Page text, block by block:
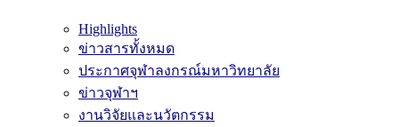
Highlights
ข่าวสารทั้งหมด
ประกาศจุฬาลงกรณ์มหาวิทยาลัย
ข่าวจุฬาฯ
งานวิจัยและนวัตกรรม